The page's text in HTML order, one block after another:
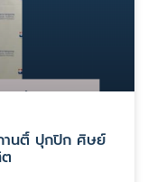
นติ์ ปุกปิก ศิษย์